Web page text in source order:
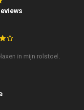
in mijn rolstoel.